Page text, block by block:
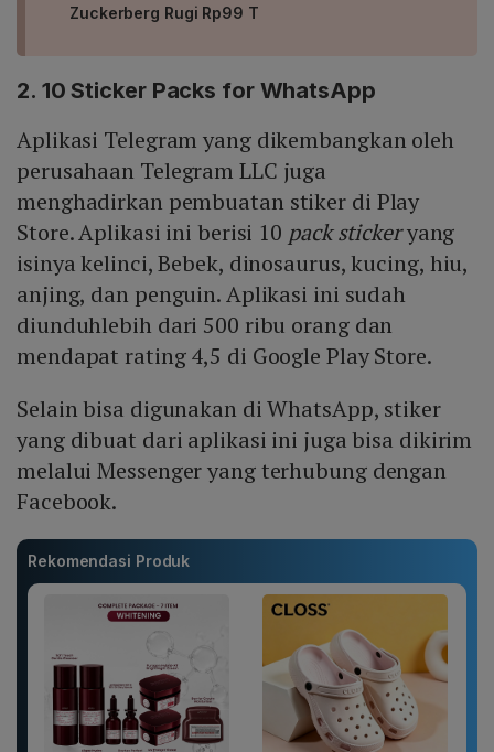
Zuckerberg Rugi Rp99 T
2. 10 Sticker Packs for WhatsApp
Aplikasi Telegram yang dikembangkan oleh
perusahaan Telegram LLC juga
menghadirkan pembuatan stiker di Play
Store. Aplikasi ini berisi 10 pack stickeryang
isinya kelinci, Bebek, dinosaurus, kucing, hiu,
anjing, dan penguin. Aplikasi ini sudah
diunduhlebih dari 500 ribu orang dan
mendapat rating 4,5 di Google Play Store.
Selain bisa digunakan di WhatsApp, stiker
yang dibuat dari aplikasi ini juga bisa dikirim
melalui Messenger yang terhubung dengan
Facebook.
Rekomendasi Produk